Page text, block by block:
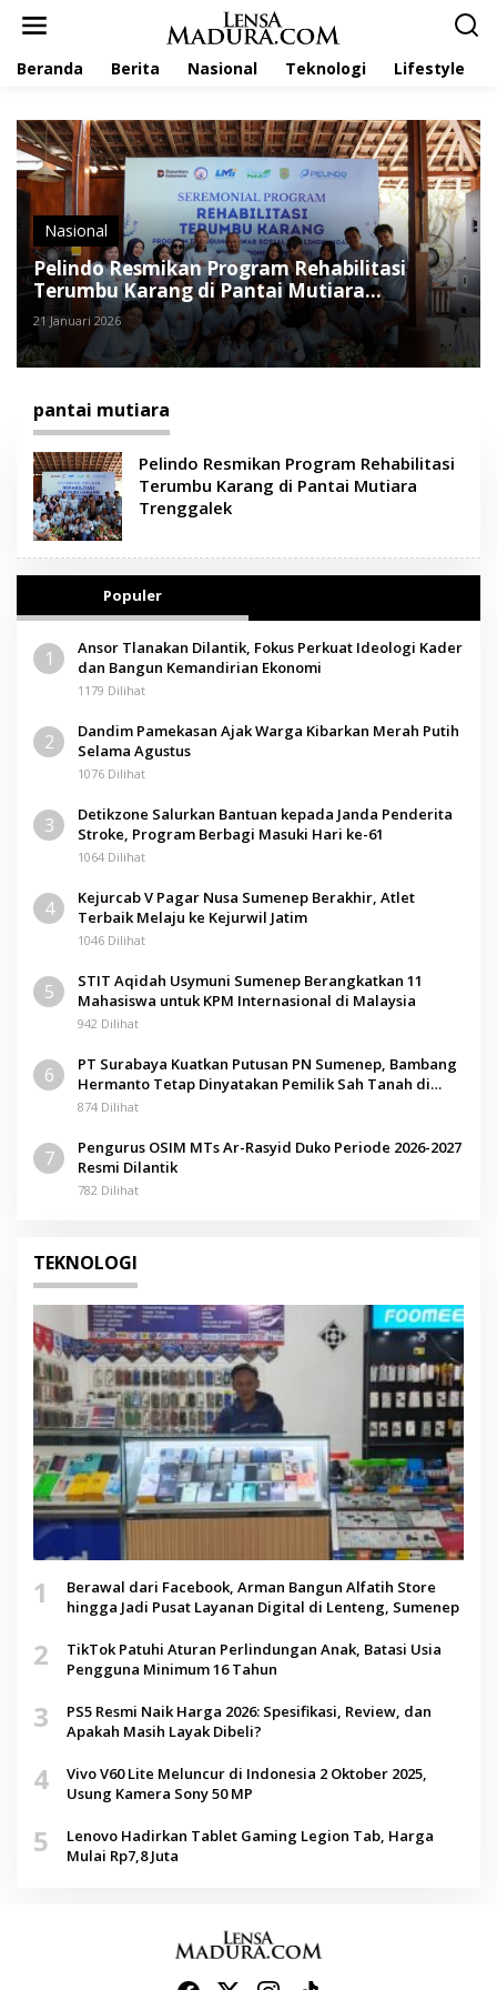
Beranda Berita Nasional Teknologi Lifestyle
Nasional
Pelindo Resmikan Program Rehabilitasi
Terumbu Karang di Pantai Mutiara
Trenggalek
21 Januari 2026
pantai mutiara
Pelindo Resmikan Program Rehabilitasi
Terumbu Karang di Pantai Mutiara
Trenggalek
Populer
1
Ansor Tlanakan Dilantik, Fokus Perkuat Ideologi Kader
dan Bangun Kemandirian Ekonomi
1179 Dilihat
2
Dandim Pamekasan Ajak Warga Kibarkan Merah Putih
Selama Agustus
1076 Dilihat
3
Detikzone Salurkan Bantuan kepada Janda Penderita
Stroke, Program Berbagi Masuki Hari ke-61
1064 Dilihat
4
Kejurcab V Pagar Nusa Sumenep Berakhir, Atlet
Terbaik Melaju ke Kejurwil Jatim
1046 Dilihat
5
STIT Aqidah Usymuni Sumenep Berangkatkan 11
Mahasiswa untuk KPM Internasional di Malaysia
942 Dilihat
6
PT Surabaya Kuatkan Putusan PN Sumenep, Bambang
Hermanto Tetap Dinyatakan Pemilik Sah Tanah di
Pamolokan
874 Dilihat
7
Pengurus OSIM MTs Ar-Rasyid Duko Periode 2026-2027
Resmi Dilantik
782 Dilihat
TEKNOLOGI
1
Berawal dari Facebook, Arman Bangun Alfatih Store
hingga Jadi Pusat Layanan Digital di Lenteng, Sumenep
2
TikTok Patuhi Aturan Perlindungan Anak, Batasi Usia
Pengguna Minimum 16 Tahun
3
PS5 Resmi Naik Harga 2026: Spesifikasi, Review, dan
Apakah Masih Layak Dibeli?
4
Vivo V60 Lite Meluncur di Indonesia 2 Oktober 2025,
Usung Kamera Sony 50 MP
5
Lenovo Hadirkan Tablet Gaming Legion Tab, Harga
Mulai Rp7,8 Juta